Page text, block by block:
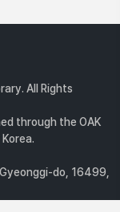
All Rights
through the OAK
do, 16499,